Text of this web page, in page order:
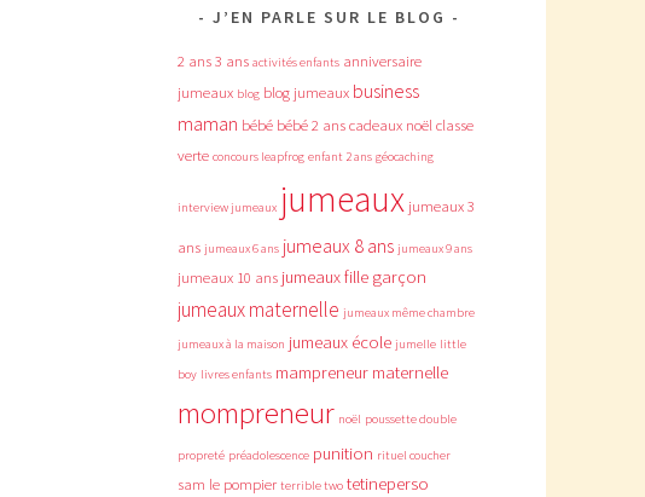
J’EN PARLE SUR LE BLOG
2 ans3 ans activités enfants anniversaire
jumeaux blog blog jumeaux business
maman bébé bébé 2 anscadeaux noëlclasse
verte concours leapfrog enfant 2 ans géocaching
interview jumeaux jumeaux jumeaux 3
ans jumeaux 6 ans jumeaux 8 ans jumeaux 9 ans
jumeaux 10 ans jumeaux fille garçon
jumeaux maternelle jumeaux même chambre
jumeaux à la maison jumeaux école jumelle little
boy livres enfants mampreneur maternelle
mompreneur noël poussette double
propreté préadolescence punition rituel coucher
sam le pompier terrible two tetineperso